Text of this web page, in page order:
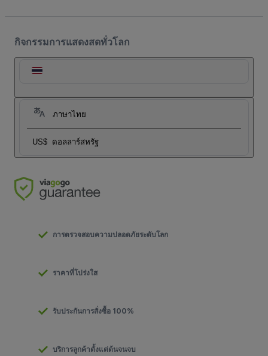
กิจกรรมการแสดงสดทั่วโลก
ภาษาไทย
US$ ดอลลาร์สหรัฐ
การตรวจสอบความปลอดภัยระดับโลก
ราคาที่โปร่งใส
รับประกันการสั่งซื้อ 100%
บริการลูกค้าตั้งแต่ต้นจนจบ